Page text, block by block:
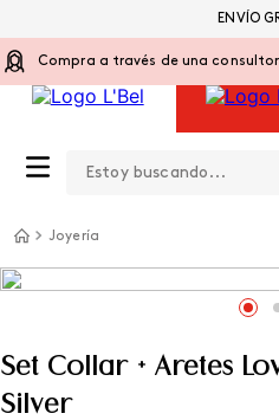
Compra a través de una
ENVÍO
Joyería
Set Collar + Aretes
Silver